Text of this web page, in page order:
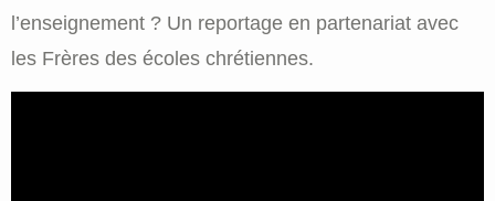
l’enseignement ? Un reportage en partenariat avec
les Frères des écoles chrétiennes.